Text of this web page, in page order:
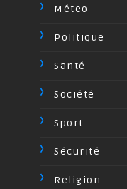
Méteo
Politique
Santé
Société
Sport
Sécurité
Religion